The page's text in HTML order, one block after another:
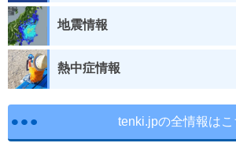
地震情報
熱中症情報
tenki.jpの全情報はこ